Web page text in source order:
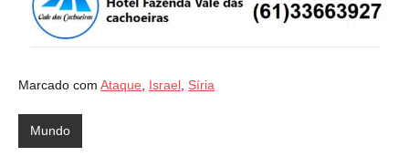
Marcado com Ataque Israel Síria
Mundo